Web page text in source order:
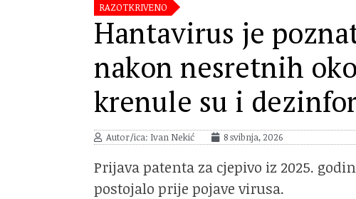
RAZOTKRIVENO
Hantavirus je
nakon nesretnih
krenule su i
Autor/ica: Ivan Nekić 8 svibnja, 2026
Prijava patenta za cjepivo iz 2025.
postojalo prije pojave virusa.